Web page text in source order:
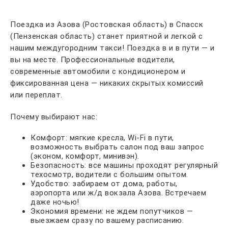
Поездка из Азова (Ростовская область) в Спасск
(Пензенская область) станет приятной и легкой с
нашим междугородним такси! Поездка в и в пути — и
вы на месте. Профессиональные водители,
современные автомобили с кондиционером и
фиксированная цена — никаких скрытых комиссий
или переплат.
Почему выбирают нас:
Комфорт: мягкие кресла, Wi-Fi в пути,
возможность выбрать салон под ваш запрос
(эконом, комфорт, минивэн).
Безопасность: все машины проходят регулярный
техосмотр, водители с большим опытом.
Удобство: забираем от дома, работы,
аэропорта или ж/д вокзала Азова. Встречаем
даже ночью!
Экономия времени: не ждем попутчиков —
выезжаем сразу по вашему расписанию.